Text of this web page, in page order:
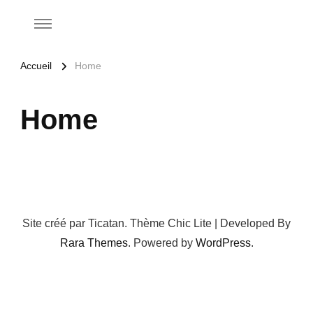
Accueil Home
Home
Site créé par Ticatan. Thème Chic Lite | Developed By
Rara Themes. Powered by WordPress.